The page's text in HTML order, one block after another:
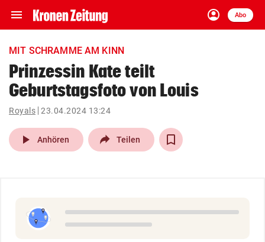
menu Navigation
ein-/ausklappen
account_circle
Anmelden
Abo
close Schließen
account_circle Anmelden
arrow_right
pin_drop
Wien arrow_right
search
eingeben
MIT SCHRAMME AM KINN
Prinzessin Kate teilt
Geburtstagsfoto von Louis
Royals 23.04.2024 13:24
play_arrow Anhören Teilen